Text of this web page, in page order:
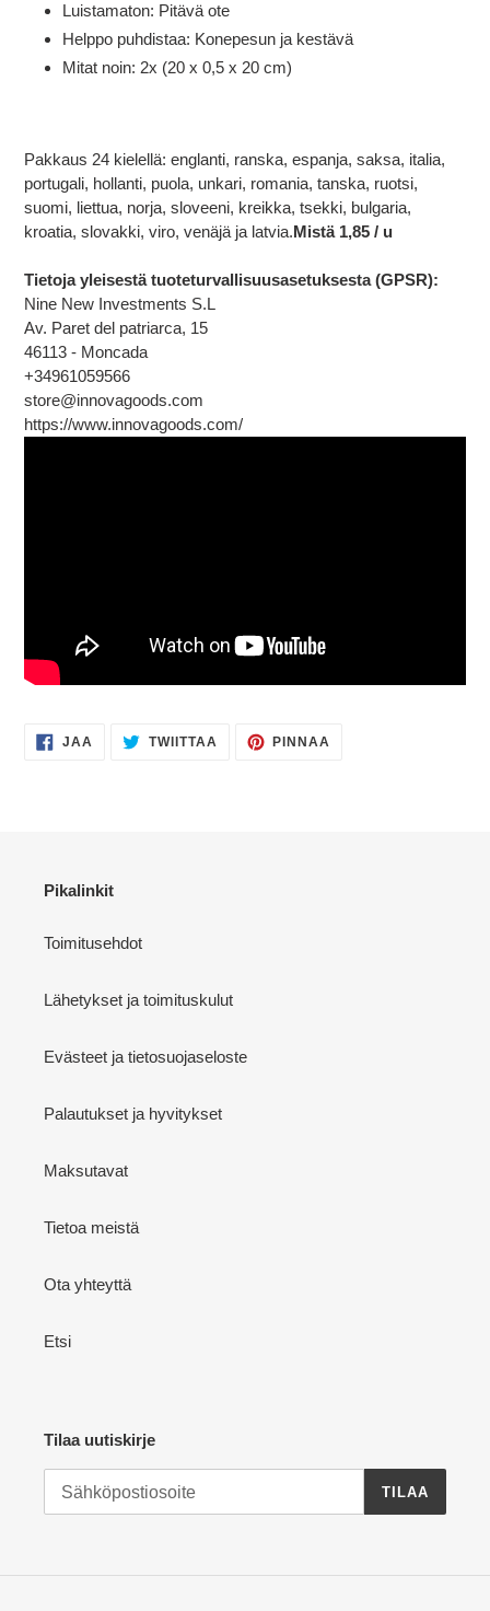
Luistamaton: Pitävä ote
Helppo puhdistaa: Konepesun ja kestävä
Mitat noin: 2x (20 x 0,5 x 20 cm)
Pakkaus 24 kielellä: englanti, ranska, espanja, saksa, italia,
portugali, hollanti, puola, unkari, romania, tanska, ruotsi,
suomi, liettua, norja, sloveeni, kreikka, tsekki, bulgaria,
kroatia, slovakki, viro, venäjä ja latvia.Mistä 1,85 / u
Tietoja yleisestä tuoteturvallisuusasetuksesta (GPSR):
Nine New Investments S.L
Av. Paret del patriarca, 15
46113 - Moncada
+34961059566
store@innovagoods.com
https://www.innovagoods.com/
JAA
FACEBOOKISSA
TWIITTAA TWIITTAA
TWITTERISSÄ
PINNAA
Pikalinkit
Toimitusehdot
Lähetykset ja toimituskulut
Evästeet ja tietosuojaseloste
Palautukset ja hyvitykset
Maksutavat
Tietoa meistä
Ota yhteyttä
Etsi
Tilaa uutiskirje
TILAA